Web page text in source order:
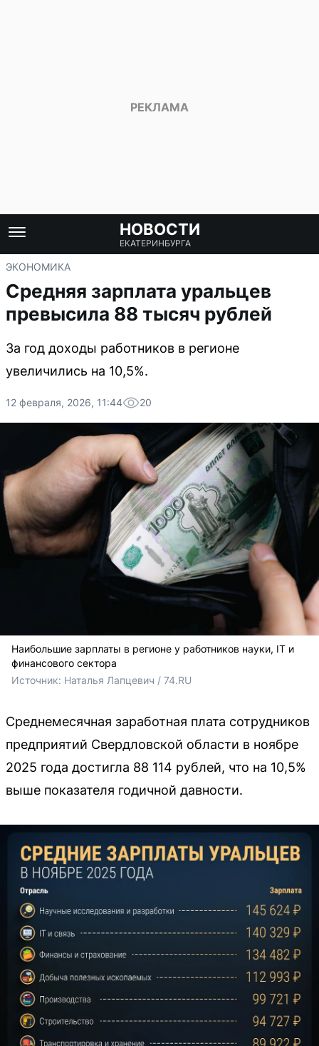
НОВОСТИ
ЕКАТЕРИНБУРГА
ЭКОНОМИКА
Средняя зарплата уральцев
превысила 88 тысяч рублей
За год доходы работников в регионе
увеличились на 10,5%.
12 февраля, 2026, 11:44 20
Наибольшие зарплаты в регионе у работников науки, IT и
финансового сектора
Источник: Наталья Лапцевич / 74.RU
Среднемесячная заработная плата сотрудников
предприятий Свердловской области в ноябре
2025 года достигла 88 114 рублей, что на 10,5%
выше показателя годичной давности.